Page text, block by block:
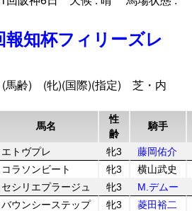
報知杯フィリーズレ
(馬齢) (牝)(国際)(指定) 芝・内
馬名
性
齢
騎手
エトヴプレ 牝3
藤岡佑介
コラソンビート 牝3
横山武史
セシリエプラージュ 牝3
M.デムー
バウンシーステップ 牝3
菱田裕二